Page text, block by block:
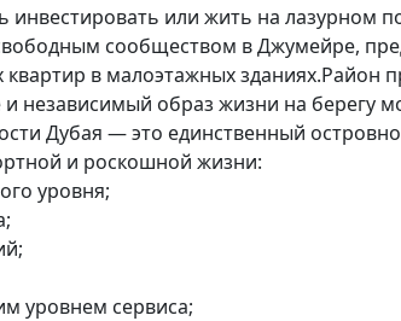
инвестировать или жить на лазурном
сообществом в Джумейре,
в малоэтажных зданиях.Район
и независимый образ жизни на берегу
Дубая — это единственный
и роскошной жизни:
уровня;
уровнем сервиса;